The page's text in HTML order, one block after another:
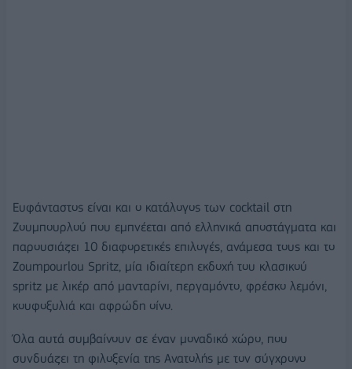
Ευφάνταστος είναι και ο κατάλογος των cocktail στη
Ζουμπουρλού που εμπνέεται από ελληνικά αποστάγματα και
παρουσιάζει 10 διαφορετικές επιλογές, ανάμεσα τους και το
Zoumpourlou Spritz, μία ιδιαίτερη εκδοχή του κλασικού
spritz με λικέρ από μανταρίνι, περγαμόντο, φρέσκο λεμόνι,
κουφοξυλιά και αφρώδη οίνο.
Όλα αυτά συμβαίνουν σε έναν μοναδικό χώρο, που
συνδυάζει τη φιλοξενία της Ανατολής με τον σύγχρονο